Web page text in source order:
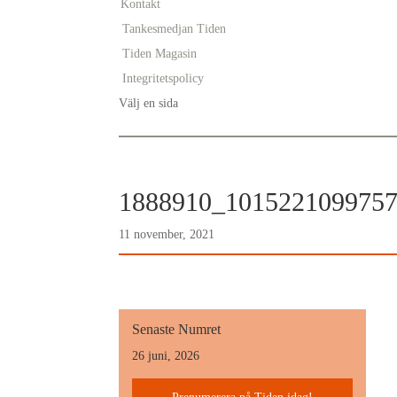
Kontakt
Tankesmedjan Tiden
Tiden Magasin
Integritetspolicy
Välj en sida
11 november, 2021
Senaste Numret
26 juni, 2026